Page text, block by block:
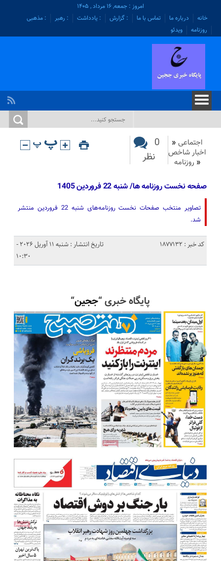
امروز : جمعه, ۱۶ مرداد , ۱۴۰۵
خانه
درباره ما تماس با ما : گزارش : یادداشت : رهبر
: مذهبی
روزنامه
ویدئو
اجتماعی «
اخبار شاخص
« روزنامه
0
نظر
صفحه نخست روزنامه ها/ شنبه 22 فروردین 1405
تصاویر منتخب صفحات نخست روزنامه‌های شنبه 22 فروردین منتشر
شد.
کد خبر : 1877132
تاریخ انتشار : شنبه 11 آوریل 2026 -
10:30
پایگاه خبری “ججین“